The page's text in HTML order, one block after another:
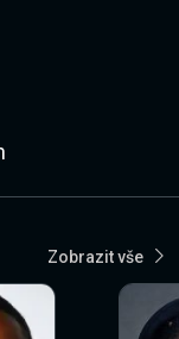
Zobrazit vše